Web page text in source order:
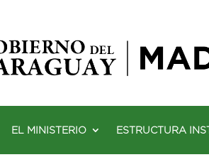
EL MINISTERIO ESTRUCTURA